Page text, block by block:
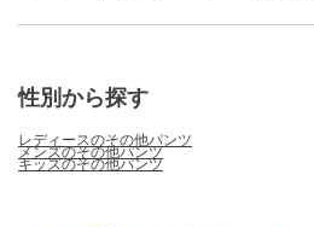
性別から探す
レディースのその他パンツ
メンズのその他パンツ
キッズのその他パンツ